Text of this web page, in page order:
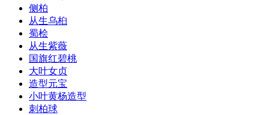
侧柏
从生乌桕
蜀桧
从生紫薇
国旗红碧桃
大叶女贞
造型元宝
小叶黄杨造型
刺柏球